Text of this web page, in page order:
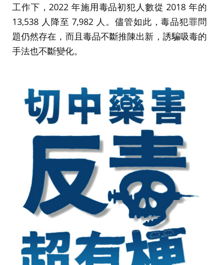
工作下，2022 年施用毒品初犯人數從 2018 年的
13,538 人降至 7,982 人。儘管如此，毒品犯罪問
題仍然存在，而且毒品不斷推陳出新，誘騙吸毒的
手法也不斷變化。